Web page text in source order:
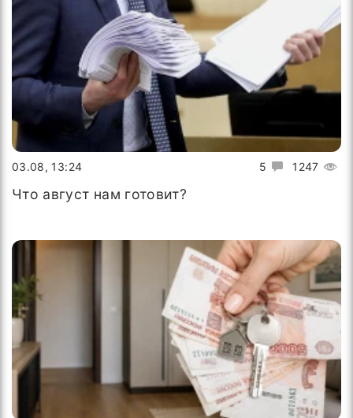
5 1247
03.08, 13:24
Что август нам готовит?